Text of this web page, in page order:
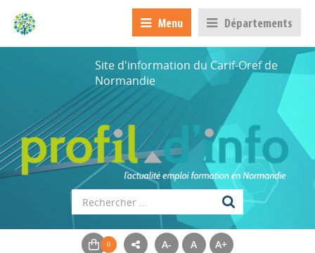
Menu Départements
Site d'information du Carif-Oref de
Normandie
A- A A+